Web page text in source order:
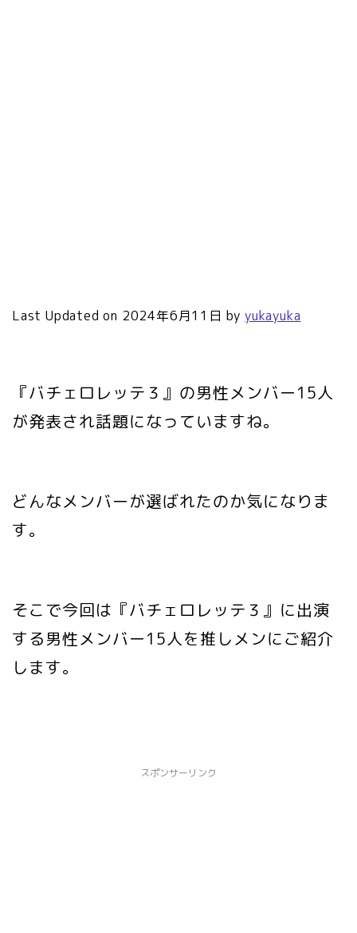
Last Updated on 2024年6月11日 byyukayuka
『バチェロレッテ３』の男性メンバー15人
が発表され話題になっていますね。
どんなメンバーが選ばれたのか気になりま
す。
そこで今回は『バチェロレッテ３』に出演
する男性メンバー15人を推しメンにご紹介
します。
スポンサーリンク